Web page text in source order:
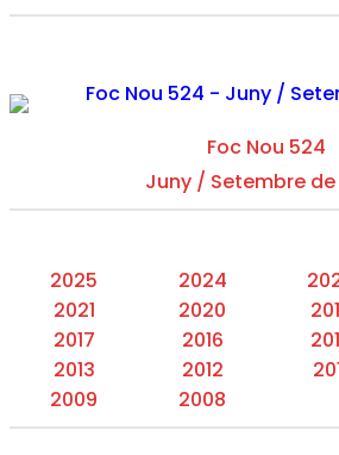
Foc Nou 524
Juny / Setembre de
2025
2021
2017
2013
2009
2024
2020
2016
2012
2008